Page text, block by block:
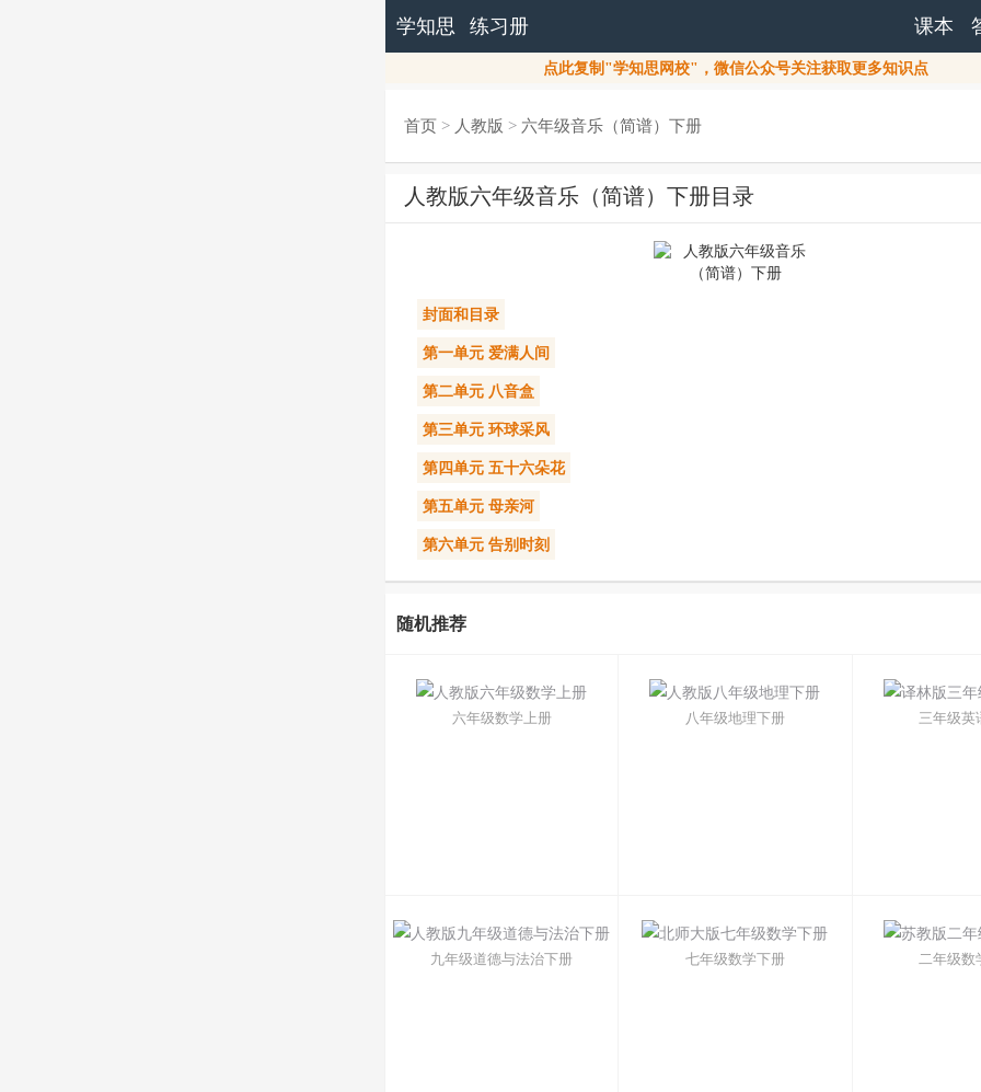
学知思 练习册 课本
点此复制"学知思网校"，微信公众号关注获取更多知识点
首页> 人教版 > 六年级音乐（简谱）下册
人教版六年级音乐（简谱）下册目录
封面和目录
第一单元 爱满人间
第二单元 八音盒
第三单元 环球采风
第四单元 五十六朵花
第五单元 母亲河
第六单元 告别时刻
随机推荐
六年级数学上册 八年级地理下册 三年级英
九年级道德与法治下册 七年级数学下册 二年级数